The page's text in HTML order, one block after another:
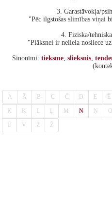
3. Garastāvokļa/
"Pēc ilgstošas slimības viņai
4. Fiziska/
"Plāksnei ir neliela nosliece
Sinonīmi: tieksme, slieksnis,
A Ā B C Č D E Ē
K Ķ L Ļ M N Ņ O
Ū V Z Ž